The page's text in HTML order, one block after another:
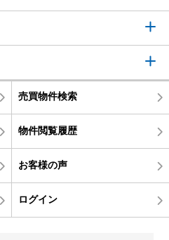
売買物件検索
物件閲覧履歴
お客様の声
ログイン